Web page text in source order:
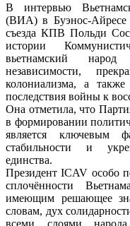
В интервью
(ВИА) в Буэнос-Айресе
съезда КПВ Польди
истории
вьетнамский
независимости,
колониализма, а
последствия войны к
Она отметила, что
в формировании
является ключевым
стабильности и
единства.
Президент ICAV особо
сплочённости
имеющим решающее
словам, дух
всеми слоями